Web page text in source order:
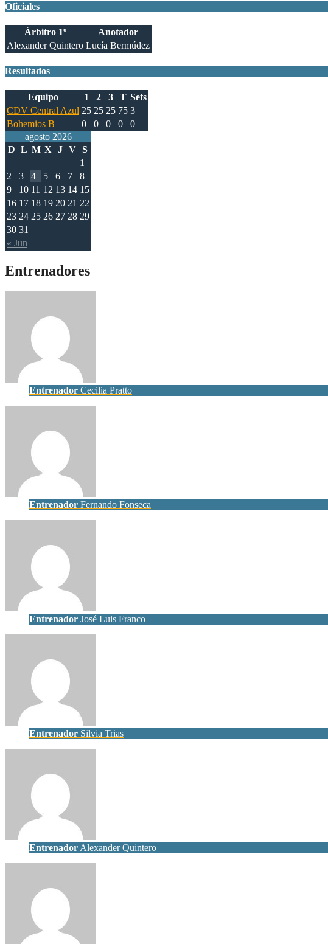
Oficiales
Árbitro 1º
Anotador
Alexander Quintero Lucía Bermúdez
Resultados
Equipo 1 2 3 T Sets
CDV Central Azul 25 25 25 75 3
Bohemios B
0 0 0 0
0
agosto 2026
D L M X J V S
« Jun
1
2
3 4 5 6 7
8
9
10 11 12 13 14 15
16 17 18 19 20 21 22
23 24 25 26 27 28 29
30 31
Entrenadores
Entrenador Cecilia Pratto
Entrenador Fernando Fonseca
Entrenador José Luis Franco
Entrenador Silvia Trias
Entrenador Alexander Quintero